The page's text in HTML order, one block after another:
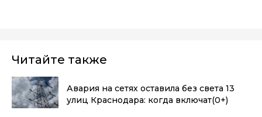
Читайте также
Авария на сетях оставила без света 13
улиц Краснодара: когда включат(0+)